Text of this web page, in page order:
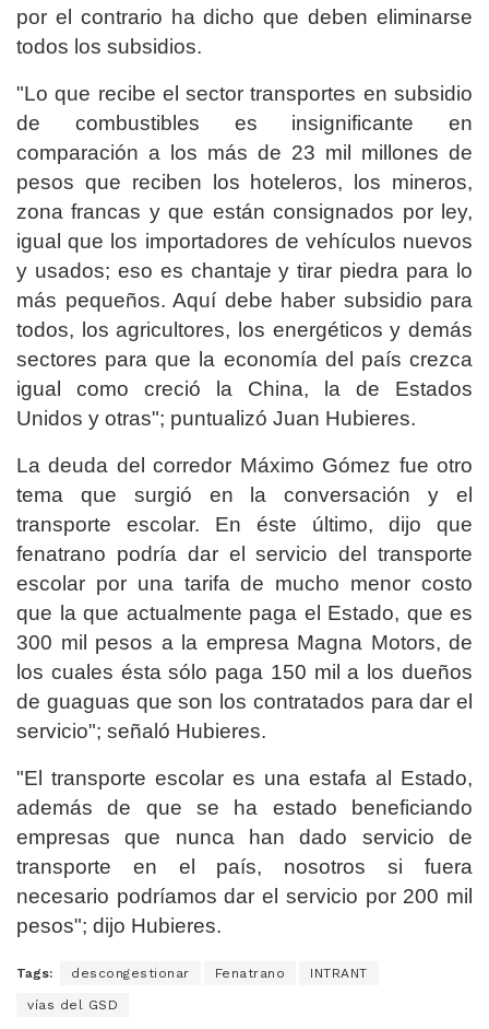
por el contrario ha dicho que deben eliminarse
todos los subsidios.
"Lo que recibe el sector transportes en subsidio
de combustibles es insignificante en
comparación a los más de 23 mil millones de
pesos que reciben los hoteleros, los mineros,
zona francas y que están consignados por ley,
igual que los importadores de vehículos nuevos
y usados; eso es chantaje y tirar piedra para lo
más pequeños. Aquí debe haber subsidio para
todos, los agricultores, los energéticos y demás
sectores para que la economía del país crezca
igual como creció la China, la de Estados
Unidos y otras"; puntualizó Juan Hubieres.
La deuda del corredor Máximo Gómez fue otro
tema que surgió en la conversación y el
transporte escolar. En éste último, dijo que
fenatrano podría dar el servicio del transporte
escolar por una tarifa de mucho menor costo
que la que actualmente paga el Estado, que es
300 mil pesos a la empresa Magna Motors, de
los cuales ésta sólo paga 150 mil a los dueños
de guaguas que son los contratados para dar el
servicio"; señaló Hubieres.
"El transporte escolar es una estafa al Estado,
además de que se ha estado beneficiando
empresas que nunca han dado servicio de
transporte en el país, nosotros si fuera
necesario podríamos dar el servicio por 200 mil
pesos"; dijo Hubieres.
Tags: descongestionar Fenatrano INTRANT
vías del GSD